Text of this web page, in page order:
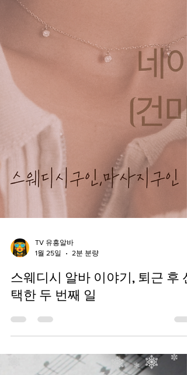
1월 25일
스웨디시 알바 이야기, 퇴근 후 선
택한 두 번째 일